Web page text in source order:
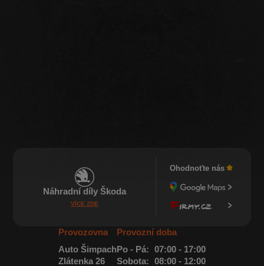
Náhradní díly Škoda
VÍCE ZDE
Ohodnoťte nás
Provozovna
Auto Šimpach
Zlátenka 26
Provozní doba
Po - Pá:
07:00 - 17:00
Sobota:
08:00 - 12:00